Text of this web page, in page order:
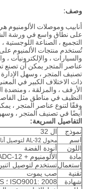
وصف:
أنابيب وموصلات الألومنيوم
على نطاق واسع في ورشة
التجميع ، الصناعة اللوجستية ،
تُستخدم منتجات الألمنيوم
والسيارات ، والإلكترونيات ،
عناصر المتجر يمكن أن تصنع
تصنيف المتجر ، وسهل
ذات الاختلاف الكبير في
الأرفف ، والمزلقة ، ومنضدة
النظيف في مناطق مثل
وفقًا لتنوع عناصر المتجر ،
أيضًا في تصنيف المتجر ،
التفاصيل السريعة:
نموذج
ال 32
اسم
محول AL-32 لتوصيل أنابيب الألمنيوم ومقاطع الألمنيوم
اللون
أنودة الفضة
مادة
الألومنيوم + ADC-12
إستعمالتستخدم لتوصيل
تقنية
صب يموت
شهادة
ISO9001: 2008 ؛ SGS